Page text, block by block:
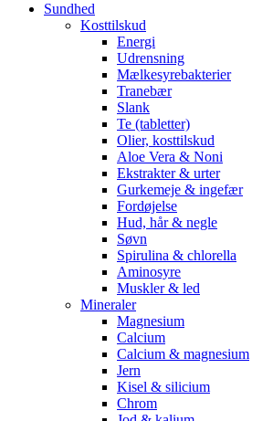
Sundhed
Kosttilskud
Energi
Udrensning
Mælkesyrebakterier
Tranebær
Slank
Te (tabletter)
Olier, kosttilskud
Aloe Vera & Noni
Ekstrakter & urter
Gurkemeje & ingefær
Fordøjelse
Hud, hår & negle
Søvn
Spirulina & chlorella
Aminosyre
Muskler & led
Mineraler
Magnesium
Calcium
Calcium & magnesium
Jern
Kisel & silicium
Chrom